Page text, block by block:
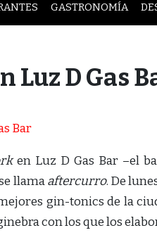
GASTRONOMÍA
Luz D Gas
en Luz D Gas Bar –el
llamaaftercurro. De
gin-tonics de la
con los que los